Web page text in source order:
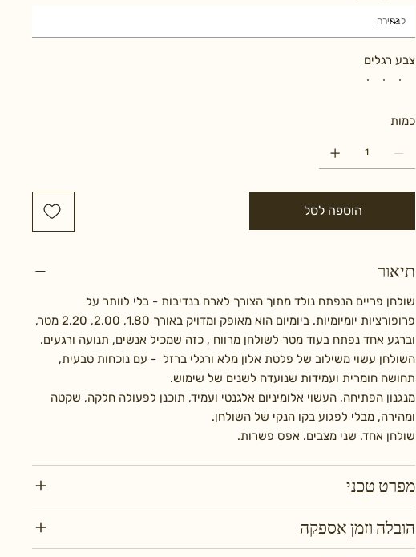
צבע רגלים
כמות
הוספה לסל
תיאור
שולחן פריים הנפתח נולד מתוך הצורך לארח בנדיבות - בלי לוותר על
פרופורציות יומיומיות. ביומיום הוא מאופק ומדויק באורך 1.80, 2.00, 2.20 מטר,
וברגע אחד נפתח בעוד מטר לשולחן מרווח , כזה שמכיל אנשים, תנועה ורגעים.
השולחן עשוי משילוב של פלטת אלון מלא ורגלי ברזל - עם נוכחות טבעית,
תחושה חומרית ועמידות שנועדה לשנים של שימוש.
מנגנון הפתיחה, העשוי אלומיניום אלגנטי ועמיד, תוכנן לפעולה חלקה, שקטה
ומהירה, מבלי לפגוע בקו הנקי של השולחן.
שולחן אחד. שני מצבים. אפס פשרות.
מפרט טכני
הובלה וזמן אספקה